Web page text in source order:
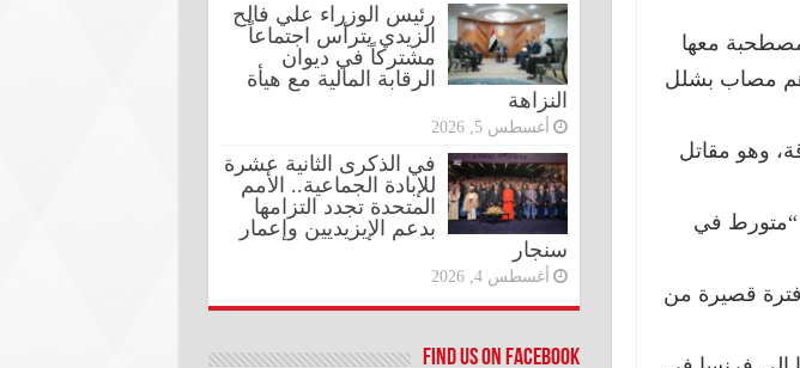
معها
وأكبرهم بعمر 16 عاما، وأحدهم مصاب بشلل
في الرقة، وهو مقاتل
“متورط في
قصيرة من
رئيس الوزراء علي فالح
الزيدي يترأس اجتماعاً
مشتركاً في ديوان
الرقابة المالية مع هيأة
النزاهة
أغسطس 5, 2026
في الذكرى الثانية عشرة
للإبادة الجماعية.. الأمم
المتحدة تجدد التزامها
بدعم الإيزيديين وإعمار
سنجار
أغسطس 4, 2026
Find us on Facebook